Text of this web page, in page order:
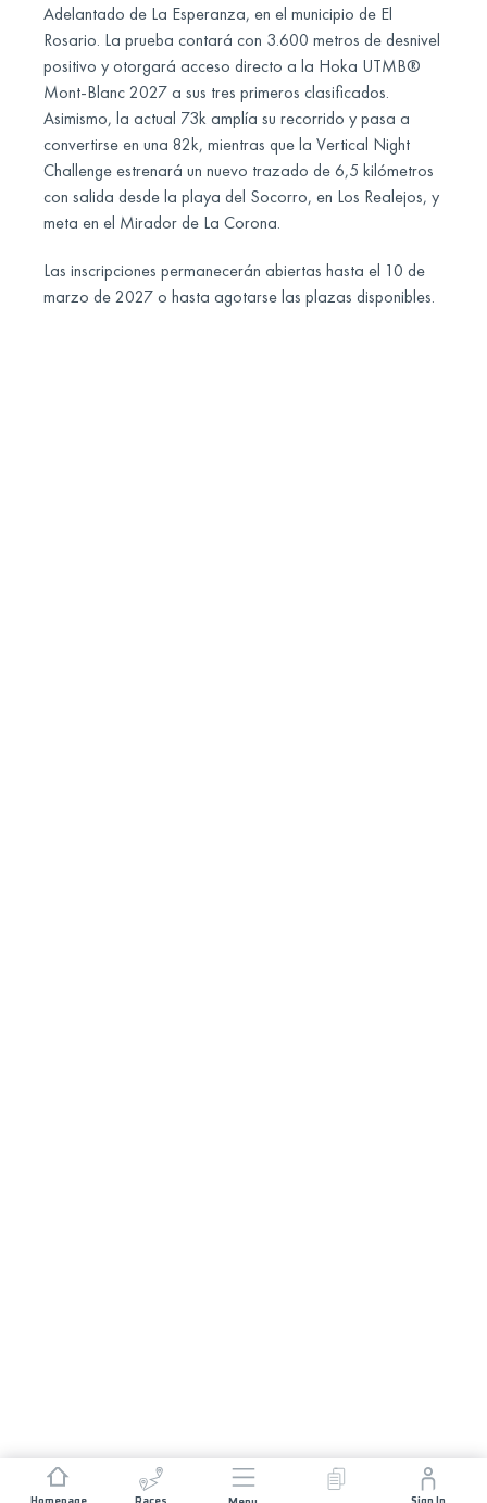
Homepage Races Sign In
Adelantado de La Esperanza, en el municipio de El
Rosario. La prueba contará con 3.600 metros de desnivel
positivo y otorgará acceso directo a la Hoka UTMB®
Mont-Blanc 2027 a sus tres primeros clasificados.
Asimismo, la actual 73k amplía su recorrido y pasa a
convertirse en una 82k, mientras que la Vertical Night
Challenge estrenará un nuevo trazado de 6,5 kilómetros
con salida desde la playa del Socorro, en Los Realejos, y
meta en el Mirador de La Corona.
Las inscripciones permanecerán abiertas hasta el 10 de
marzo de 2027 o hasta agotarse las plazas disponibles.